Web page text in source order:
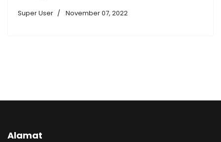
Super User November 07, 2022
Alamat